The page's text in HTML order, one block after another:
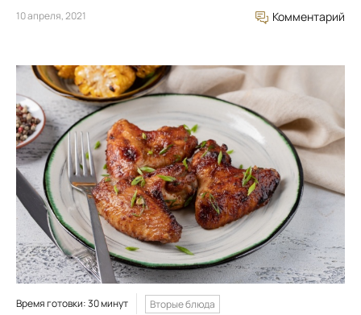
10 апреля, 2021 Комментарий
Время готовки: 30 минут Вторые блюда